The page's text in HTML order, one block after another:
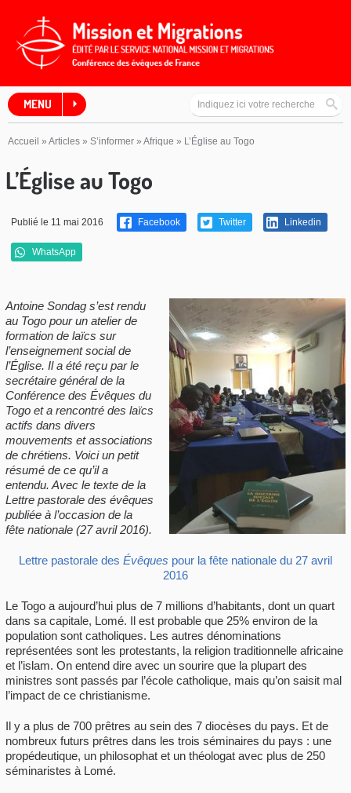
MENU
Accueil » Articles » S’informer » Afrique » L’Église au Togo
L’Église au Togo
Publié le 11 mai 2016 Facebook Twitter Linkedin
WhatsApp
Antoine Sondag s’est rendu
au Togo pour un atelier de
formation de laïcs sur
l’enseignement social de
l’Église. Il a été reçu par le
secrétaire général de la
Conférence des Évêques du
Togo et a rencontré des laïcs
actifs dans divers
mouvements et associations
de chrétiens. Voici un petit
résumé de ce qu’il a
entendu. Avec le texte de la
Lettre pastorale des évêques
publiée à l’occasion de la
fête nationale (27 avril 2016).
Lettre pastorale des Évêques pour la fête nationale du 27 avril
2016
Le Togo a aujourd’hui plus de 7 millions d’habitants, dont un quart
dans sa capitale, Lomé. Il est probable que 25% environ de la
population sont catholiques. Les autres dénominations
représentées sont les protestants, la religion traditionnelle africaine
et l’islam. On entend dire avec un sourire que la plupart des
ministres sont passés par l’école catholique, mais qu’on saisit mal
l’impact de ce christianisme.
Il y a plus de 700 prêtres au sein des 7 diocèses du pays. Et de
nombreux futurs prêtres dans les trois séminaires du pays : une
propédeutique, un philosophat et un théologat avec plus de 250
séminaristes à Lomé.